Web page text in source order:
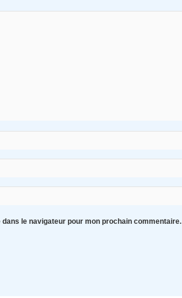
le navigateur pour mon prochain commentaire.